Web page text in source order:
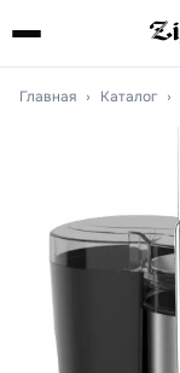
Главная › Каталог ›